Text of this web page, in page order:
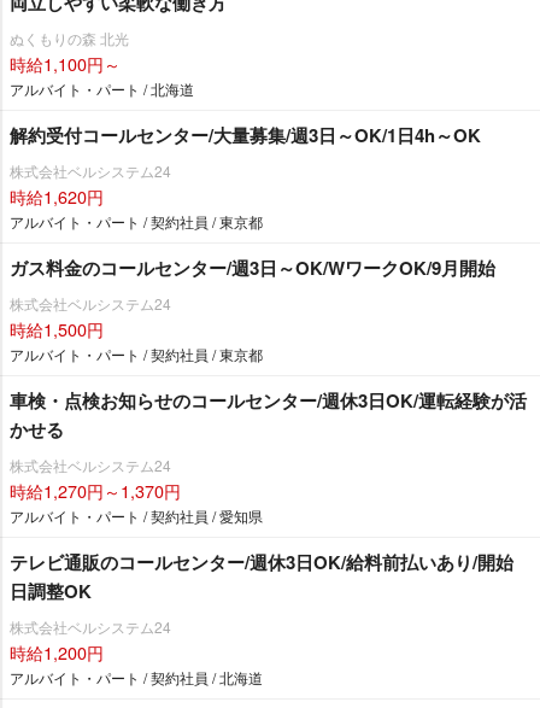
ぬくもりの森 北光
時給1,100円～
アルバイト・パート / 北海道
解約受付コールセンター/大量募集/週3日～OK/1日4h～OK
株式会社ベルシステム24
時給1,620円
アルバイト・パート / 契約社員 / 東京都
ガス料金のコールセンター/週3日～OK/WワークOK/9月開始
株式会社ベルシステム24
時給1,500円
アルバイト・パート / 契約社員 / 東京都
車検・点検お知らせのコールセンター/週休3日OK/運転経験が活
かせる
株式会社ベルシステム24
時給1,270円～1,370円
アルバイト・パート / 契約社員 / 愛知県
テレビ通販のコールセンター/週休3日OK/給料前払いあり/開始
日調整OK
株式会社ベルシステム24
時給1,200円
アルバイト・パート / 契約社員 / 北海道